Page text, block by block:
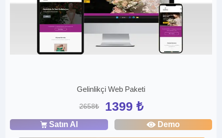
Gelinlikçi Web Paketi
2658₺ 1399 ₺
Satın Al Demo